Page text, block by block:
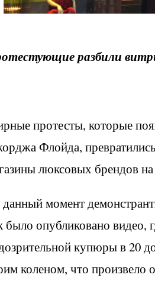
разбили
протесты, которые
Флойда,
люксовых брендов
момент
было опубликовано
купюры в 20
коленом, что произвело